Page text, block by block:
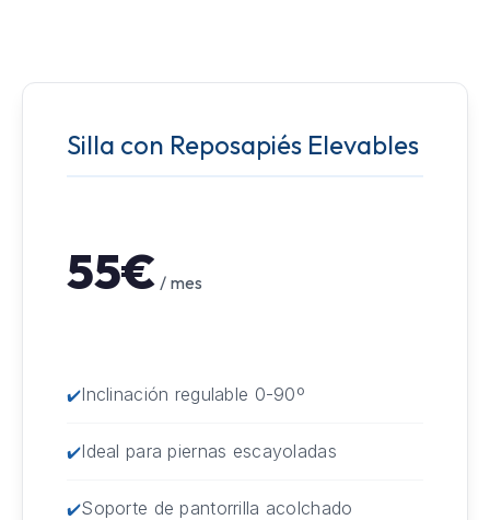
Silla con Reposapiés Elevables
55€ / mes
Inclinación regulable 0-90º
Ideal para piernas escayoladas
Soporte de pantorrilla acolchado